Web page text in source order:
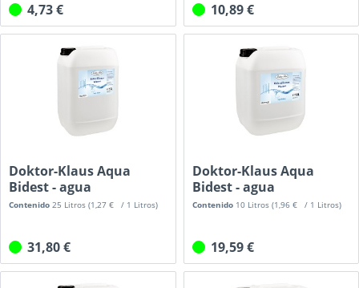
4,73 € 10,89 €
Doktor-Klaus Aqua
Bidest - agua
bidestilada, 25 l
Contenido25 Litros(1,27 € / 1 Litros)
31,80 €
Doktor-Klaus Aqua
Bidest - agua
bidestilada, 10 l
Contenido 10 Litros (1,96 € / 1 Litros)
19,59 €